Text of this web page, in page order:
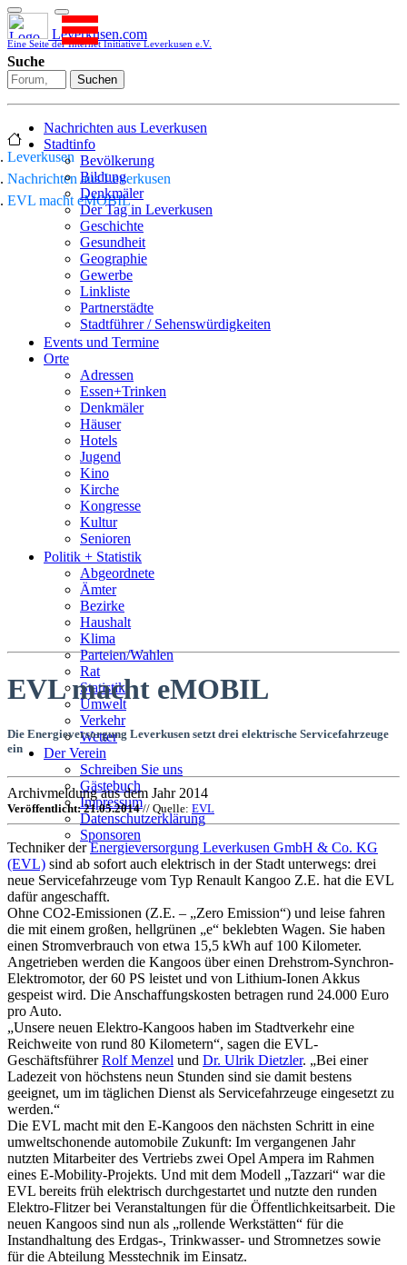
Leverkusen.com
Eine Seite der Internet Initiative Leverkusen e.V.
Suche
Suchen
Nachrichten aus Leverkusen
Stadtinfo
Bevölkerung
Bildung
Denkmäler
Der Tag in Leverkusen
Geschichte
Gesundheit
Geographie
Gewerbe
Linkliste
Partnerstädte
Stadtführer / Sehenswürdigkeiten
Stadtplan
Sport
Who is who
Wohnen
Events und Termine
Orte
Adressen
Essen+Trinken
Denkmäler
Häuser
Hotels
Jugend
Kino
Kirche
Kongresse
Kultur
Senioren
Stadtführer
Straßen
Politik + Statistik
Abgeordnete
Ämter
Bezirke
Haushalt
Klima
Parteien/Wahlen
Rat
Statistik
Umwelt
Verkehr
Wetter
Der Verein
Schreiben Sie uns
Gästebuch
Impressum
Datenschutzerklärung
Sponsoren
Leverkusen
Nachrichten aus Leverkusen
EVL macht eMOBIL
EVL macht eMOBIL
Die Energieversorgung Leverkusen setzt drei elektrische Servicefahrzeuge
ein
Archivmeldung aus dem Jahr 2014
Veröffentlicht: 21.05.2014// Quelle: EVL
Techniker derEnergieversorgung Leverkusen GmbH & Co. KG
(EVL) sind ab sofort auch elektrisch in der Stadt unterwegs: drei
neue Servicefahrzeuge vom Typ Renault Kangoo Z.E. hat die EVL
dafür angeschafft.
Ohne CO2-Emissionen (Z.E. – „Zero Emission“) und leise fahren
die mit einem großen, hellgrünen „e“ beklebten Wagen. Sie haben
einen Stromverbrauch von etwa 15,5 kWh auf 100 Kilometer.
Angetrieben werden die Kangoos über einen Drehstrom-Synchron-
Elektromotor, der 60 PS leistet und von Lithium-Ionen Akkus
gespeist wird. Die Anschaffungskosten betragen rund 24.000 Euro
pro Auto.
„Unsere neuen Elektro-Kangoos haben im Stadtverkehr eine
Reichweite von rund 80 Kilometern“, sagen die EVL-
GeschäftsführerRolf Menzel und Dr. Ulrik Dietzler. „Bei einer
Ladezeit von höchstens neun Stunden sind sie damit bestens
geeignet, um im täglichen Dienst als Servicefahrzeuge eingesetzt zu
werden.“
Die EVL macht mit den E-Kangoos den nächsten Schritt in eine
umweltschonende automobile Zukunft: Im vergangenen Jahr
nutzten Mitarbeiter des Vertriebs zwei Opel Ampera im Rahmen
eines E-Mobility-Projekts. Und mit dem Modell „Tazzari“ war die
EVL bereits früh elektrisch durchgestartet und nutzte den runden
Elektro-Flitzer bei Veranstaltungen für die Öffentlichkeitsarbeit. Die
neuen Kangoos sind nun als „rollende Werkstätten“ für die
Instandhaltung des Erdgas-, Trinkwasser- und Stromnetzes sowie
für die Abteilung Messtechnik im Einsatz.